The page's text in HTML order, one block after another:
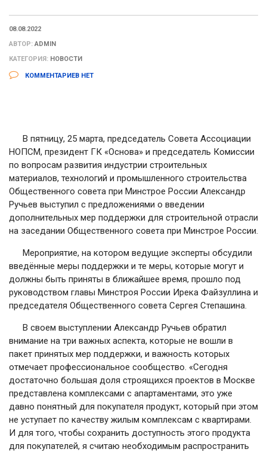
08.08.2022
АВТОР:ADMIN
КАТЕГОРИЯ: НОВОСТИ
КОММЕНТАРИЕВ НЕТ
В пятницу, 25 марта, председатель Совета Ассоциации
НОПСМ, президент ГК «Основа» и председатель Комиссии
по вопросам развития индустрии строительных
материалов, технологий и промышленного строительства
Общественного совета при Минстрое России Александр
Ручьев выступил с предложениями о введении
дополнительных мер поддержки для строительной отрасли
на заседании Общественного совета при Минстрое России.
Мероприятие, на котором ведущие эксперты обсудили
введённые меры поддержки и те меры, которые могут и
должны быть приняты в ближайшее время, прошло под
руководством главы Минстроя России Ирека Файзуллина и
председателя Общественного совета Сергея Степашина.
В своем выступлении Александр Ручьев обратил
внимание на три важных аспекта, которые не вошли в
пакет принятых мер поддержки, и важность которых
отмечает профессиональное сообщество. «Сегодня
достаточно большая доля строящихся проектов в Москве
представлена комплексами с апартаментами, это уже
давно понятный для покупателя продукт, который при этом
не уступает по качеству жилым комплексам с квартирами.
И для того, чтобы сохранить доступность этого продукта
для покупателей, я считаю необходимым распространить